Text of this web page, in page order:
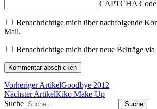
CAPTCHA Code
Benachrichtige mich über nachfolgende
Mail.
Benachrichtige mich über neue Beiträge
Vorheriger ArtikelGoodbye 2012
Nächster ArtikelKiko Make-Up
Suche